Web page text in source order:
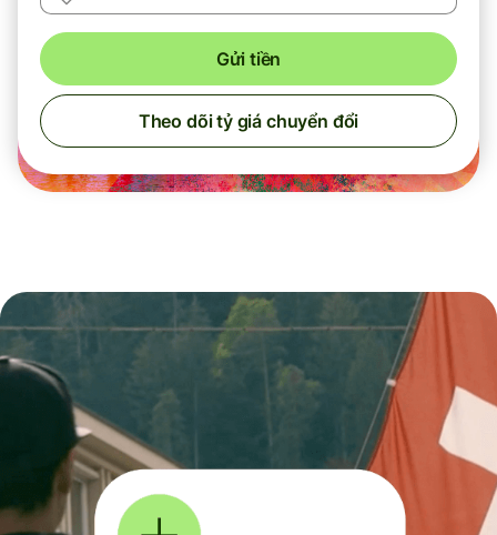
Gửi tiền
Theo dõi tỷ giá chuyển đổi